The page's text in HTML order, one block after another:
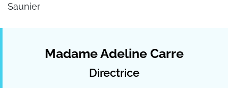
Saunier
Madame Adeline Carre
Directrice